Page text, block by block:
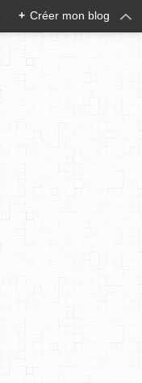
+ Créer mon blog